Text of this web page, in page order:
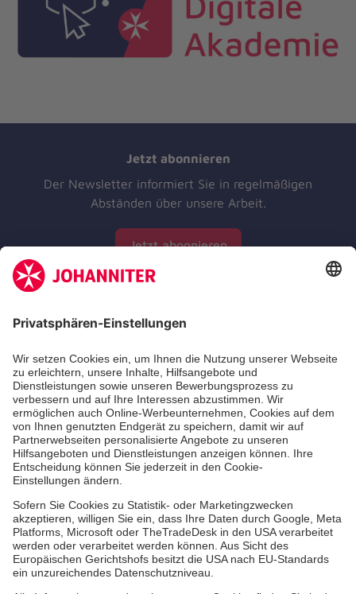
Jetzt abonnieren
Der Newsletter informiert Sie in regelmäßigen
Abständen über unsere Arbeit.
Jetzt abonnieren
Zertifizierung der Johanniter-Unfall-Hilfe e.V.
Die Johanniter GmbH führt das Spendenzertifikat
des Deutschen Spendenrats e.V.
Über uns